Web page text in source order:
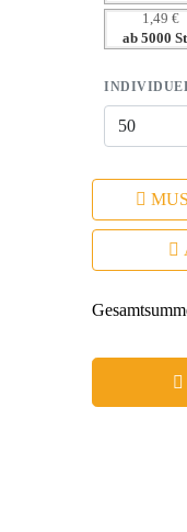
1,49 €
ab 5000